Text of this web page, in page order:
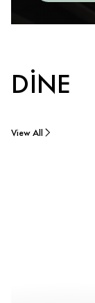
DINE
View All